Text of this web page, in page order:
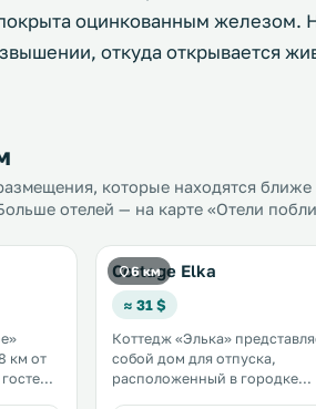
оцинкованным железом.
откуда открывается
которые находятся ближе
отелей — на карте «Отели
км от
6 км
Cottage Elka
≈ 31 $
Коттедж «Элька»
собой дом для отпуска,
расположенный в городке